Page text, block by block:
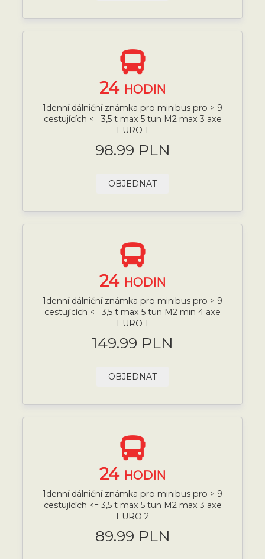
24 HODIN
1denní dálniční známka pro minibus pro > 9
cestujících <= 3,5 t max 5 tun M2 max 3 axe
EURO 1
98.99 PLN
OBJEDNAT
24 HODIN
1denní dálniční známka pro minibus pro > 9
cestujících <= 3,5 t max 5 tun M2 min 4 axe
EURO 1
149.99 PLN
OBJEDNAT
24 HODIN
1denní dálniční známka pro minibus pro > 9
cestujících <= 3,5 t max 5 tun M2 max 3 axe
EURO 2
89.99 PLN